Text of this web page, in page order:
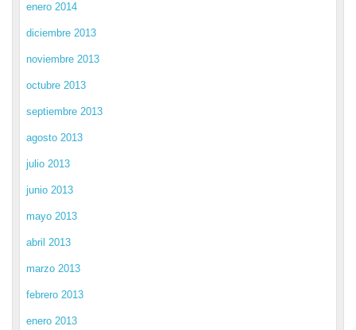
enero 2014
diciembre 2013
noviembre 2013
octubre 2013
septiembre 2013
agosto 2013
julio 2013
junio 2013
mayo 2013
abril 2013
marzo 2013
febrero 2013
enero 2013